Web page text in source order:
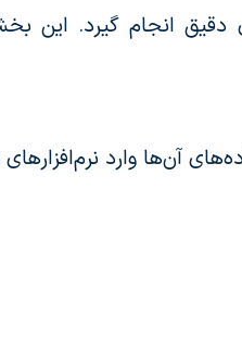
آن‌ها وارد